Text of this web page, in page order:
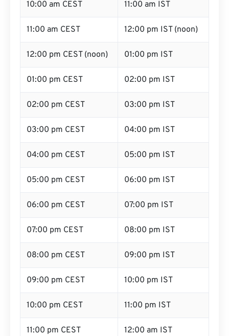
10:00 am CEST 11:00 am IST
11:00 am CEST 12:00 pm IST (noon)
12:00 pm CEST (noon) 01:00 pm IST
01:00 pm CEST 02:00 pm IST
02:00 pm CEST 03:00 pm IST
03:00 pm CEST 04:00 pm IST
04:00 pm CEST 05:00 pm IST
05:00 pm CEST 06:00 pm IST
06:00 pm CEST 07:00 pm IST
07:00 pm CEST 08:00 pm IST
08:00 pm CEST 09:00 pm IST
09:00 pm CEST 10:00 pm IST
10:00 pm CEST 11:00 pm IST
11:00 pm CEST
12:00 am IST